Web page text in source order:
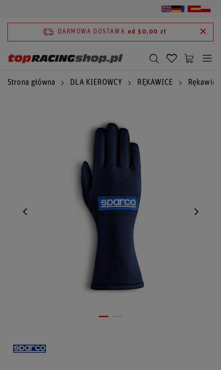
DARMOWA DOSTAWA od 50,00 zł
Strona główna DLA KIEROWCY RĘKAWICE